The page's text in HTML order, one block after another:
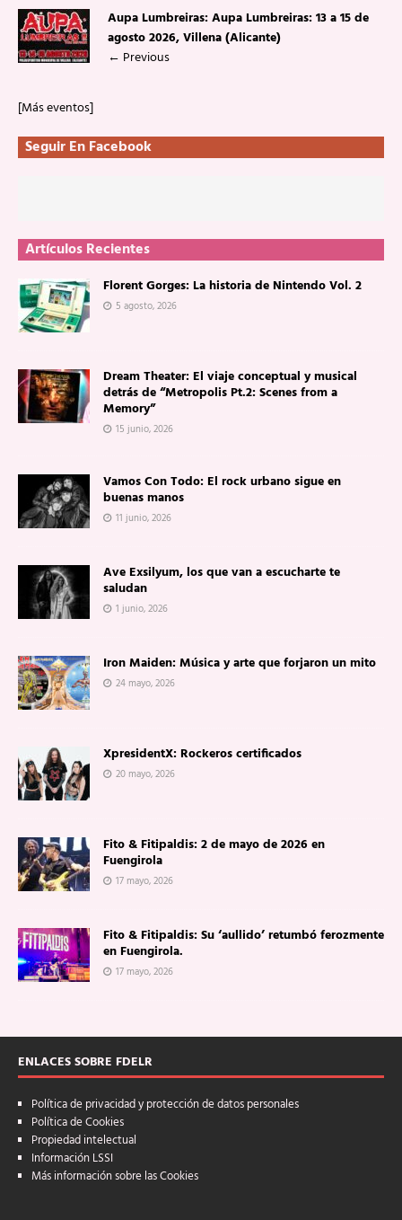
Aupa Lumbreiras: Aupa Lumbreiras: 13 a 15 de
agosto 2026, Villena (Alicante)
← Previous
[Más eventos]
Seguir En Facebook
Artículos Recientes
Florent Gorges: La historia de Nintendo Vol. 2
5 agosto, 2026
Dream Theater: El viaje conceptual y musical
detrás de “Metropolis Pt.2: Scenes from a
Memory”
15 junio, 2026
Vamos Con Todo: El rock urbano sigue en
buenas manos
11 junio, 2026
Ave Exsilyum, los que van a escucharte te
saludan
1 junio, 2026
Iron Maiden: Música y arte que forjaron un mito
24 mayo, 2026
XpresidentX: Rockeros certificados
20 mayo, 2026
Fito & Fitipaldis: 2 de mayo de 2026 en
Fuengirola
17 mayo, 2026
Fito & Fitipaldis: Su ‘aullido’ retumbó ferozmente
en Fuengirola.
17 mayo, 2026
ENLACES SOBRE FDELR
Política de privacidad y protección de datos personales
Política de Cookies
Propiedad intelectual
Información LSSI
Más información sobre las Cookies